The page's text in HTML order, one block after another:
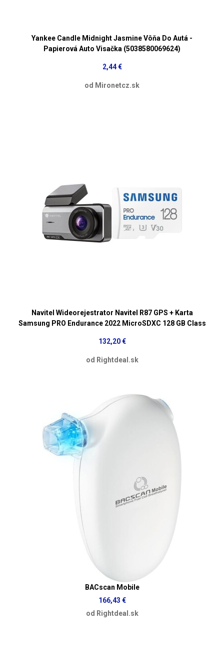
Yankee Candle Midnight Jasmine Vôňa Do Autá -
Papierová Auto Visačka (5038580069624)
2,44 €
od Mironetcz.sk
Navitel Wideorejestrator Navitel R87 GPS + Karta
Samsung PRO Endurance 2022 MicroSDXC 128 GB Class
132,20 €
od Rightdeal.sk
BACscan Mobile
166,43 €
od Rightdeal.sk